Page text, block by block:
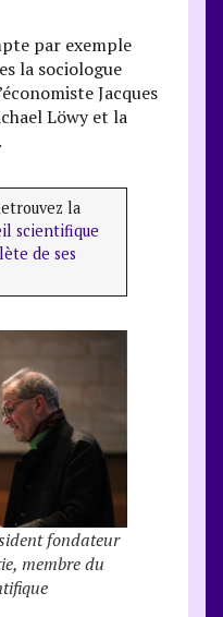
par exemple
la sociologue
Jacques
Löwy et la
la
scientifique
de ses
fondateur
membre du